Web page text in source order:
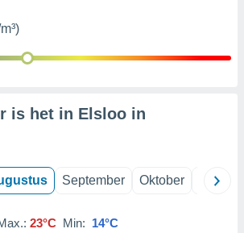
is het in Elsloo in
September Oktober
23°C Min: 14°C